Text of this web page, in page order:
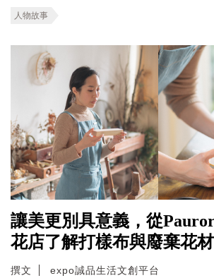
人物故事
讓美更別具意義，從
花店了解打樣布與廢棄花
撰文 expo誠品生活文創平台